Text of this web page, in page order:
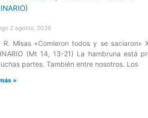
2 agosto, 2026
R. Misas «Comieron todos y se saciaron»
(Mt 14, 13-21) La hambruna está
partes. También entre nosotros. Los
»